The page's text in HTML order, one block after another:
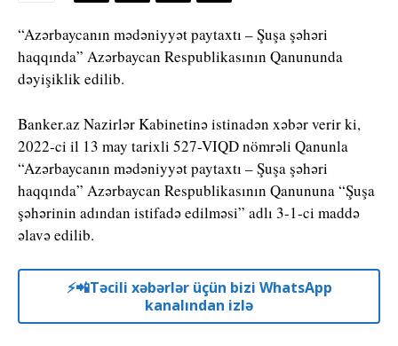
“Azərbaycanın mədəniyyət paytaxtı – Şuşa şəhəri
haqqında” Azərbaycan Respublikasının Qanununda
dəyişiklik edilib.
Banker.az Nazirlər Kabinetinə istinadən xəbər verir ki,
2022-ci il 13 may tarixli 527-VIQD nömrəli Qanunla
“Azərbaycanın mədəniyyət paytaxtı – Şuşa şəhəri
haqqında” Azərbaycan Respublikasının Qanununa “Şuşa
şəhərinin adından istifadə edilməsi” adlı 3-1-ci maddə
əlavə edilib.
⚡️📲Təcili xəbərlər üçün bizi WhatsApp
kanalından izlə